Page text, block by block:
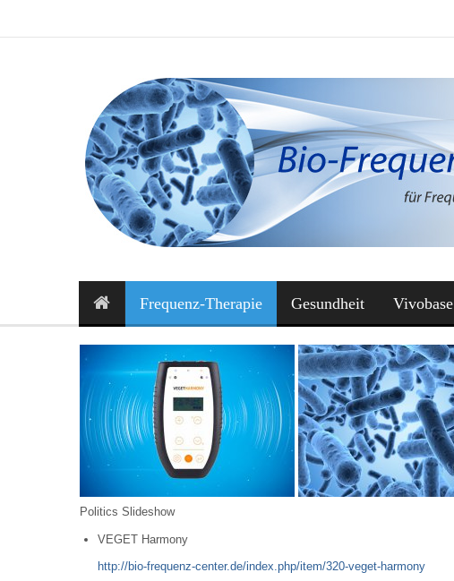
Frequenz-Therapie Gesundheit Vivobase
Politics Slideshow
VEGET Harmony
http://bio-frequenz-center.de/index.php/item/320-veget-harmony